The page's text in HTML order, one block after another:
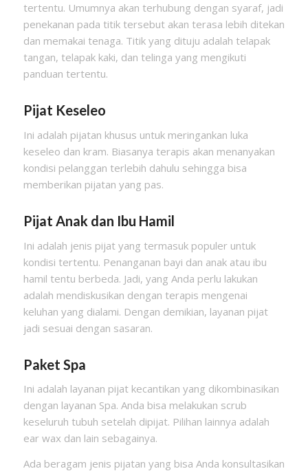
tertentu. Umumnya akan terhubung dengan syaraf, jadi
penekanan pada titik tersebut akan terasa lebih ditekan
dan memakai tenaga. Titik yang dituju adalah telapak
tangan, telapak kaki, dan telinga yang mengikuti
panduan tertentu.
Pijat Keseleo
Ini adalah pijatan khusus untuk meringankan luka
keseleo dan kram. Biasanya terapis akan menanyakan
kondisi pelanggan terlebih dahulu sehingga bisa
memberikan pijatan yang pas.
Pijat Anak dan Ibu Hamil
Ini adalah jenis pijat yang termasuk populer untuk
kondisi tertentu. Penanganan bayi dan anak atau ibu
hamil tentu berbeda. Jadi, yang Anda perlu lakukan
adalah mendiskusikan dengan terapis mengenai
keluhan yang dialami. Dengan demikian, layanan pijat
jadi sesuai dengan sasaran.
Paket Spa
Ini adalah layanan pijat kecantikan yang dikombinasikan
dengan layanan Spa. Anda bisa melakukan scrub
keseluruh tubuh setelah dipijat. Pilihan lainnya adalah
ear wax dan lain sebagainya.
Ada beragam jenis pijatan yang bisa Anda konsultasikan